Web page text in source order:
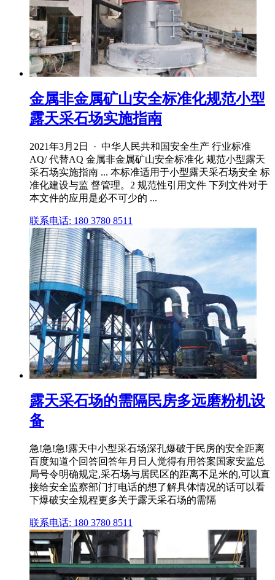
金属非金属矿山安全标准化规范小型
露天采石场实施指南
2021年3月2日 · 中华人民共和国安全生产 行业标准
AQ/ 代替AQ 金属非金属矿山安全标准化 规范小型露天
采石场实施指南 ... 本标准适用于小型露天采石场安全 标
准化建设与监 督管理。2 规范性引用文件 下列文件对于
本文件的应用是必不可少的 ...
联系电话: 180 3780 8511
露天采石场的需隔民房多远磨粉机设
备
急!急!急!露天中小型采石场深孔爆破于民房的安全距离
百度知道个回答回答年月日人觉得有用答案国家安监总
局号令明确规定,采石场与居民区的距离不足米的,可以直
接给安全监察部门打电话的想了解具体情况的话可以看
下爆破安全规程更多关于露天采石场的需隔
联系电话: 180 3780 8511